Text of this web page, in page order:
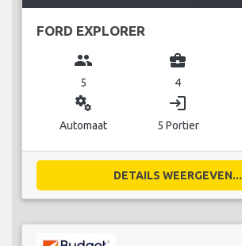
FORD EXPLORER
group
5
business_center
4
miscellaneous_services
Automaat
login
5 Portier
DETAILS WEERGEVEN...